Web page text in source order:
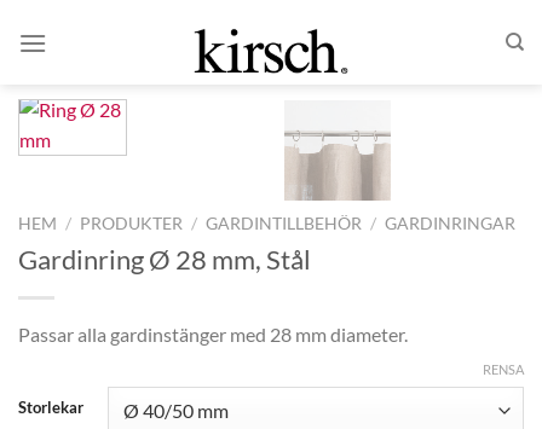
HEM / PRODUKTER / GARDINTILLBEHÖR / GARDINRINGAR
Gardinring Ø 28 mm, Stål
Passar alla gardinstänger med 28 mm diameter.
Storlekar
RENSA